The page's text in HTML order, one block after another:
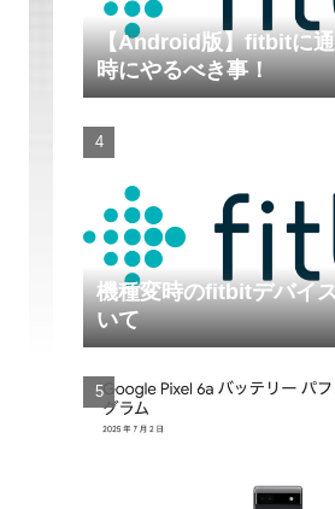
【Android版】fitbitに
時にやるべき事！
機種変時のfitbitデバイ
いて